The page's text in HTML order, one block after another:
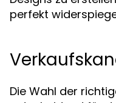
perfekt
Die Wahl der